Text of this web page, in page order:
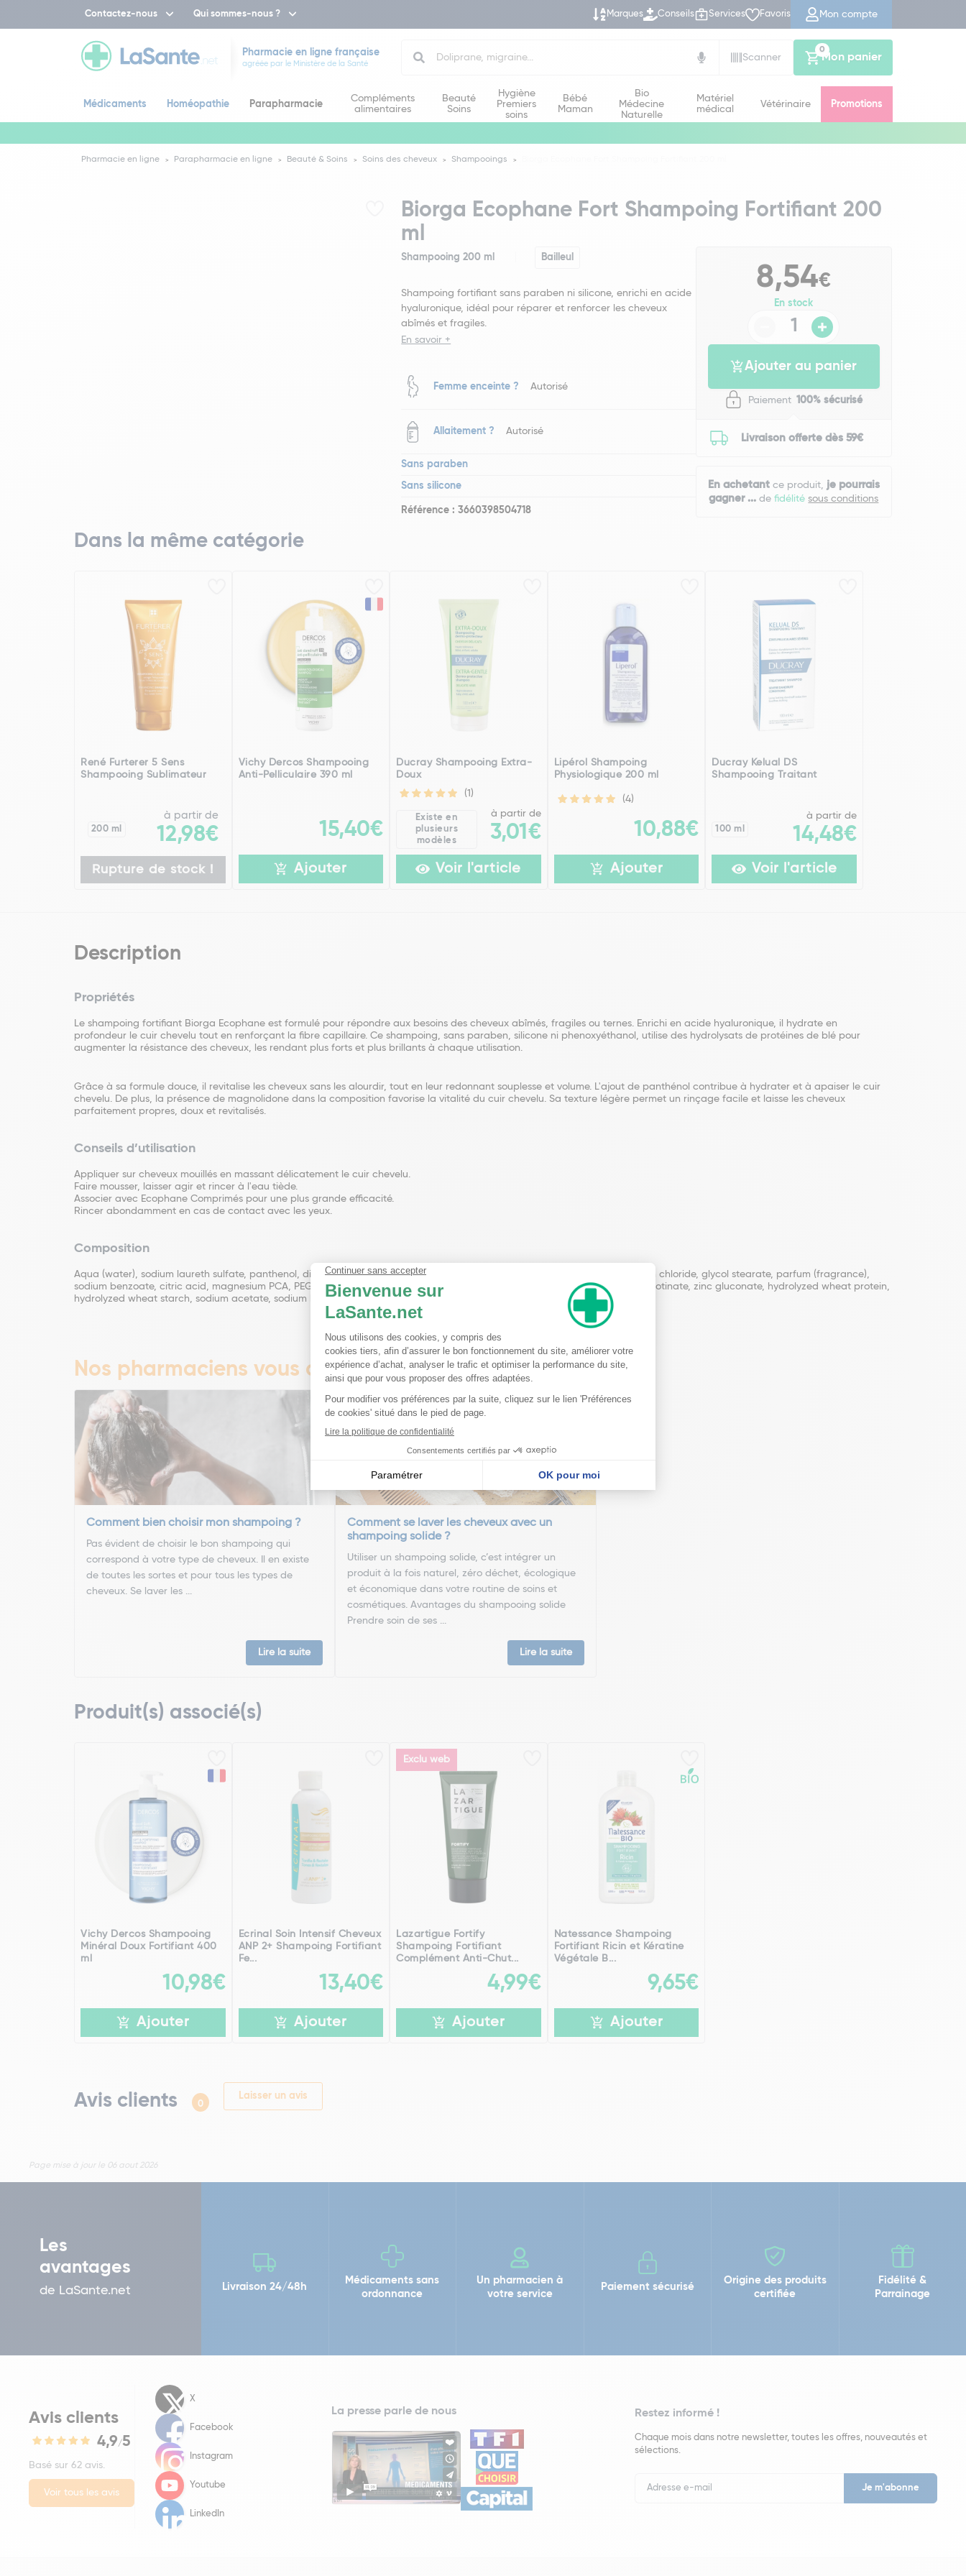
Contactez-nous Qui sommes-nous ? Marques Conseils Services Favoris Mon compte
Pharmacie en ligne française
agréée par le Ministère de la Santé
Scanner
Mon panier
0
Médicaments Homéopathie Parapharmacie
Compléments
alimentaires
Beauté
Soins
Hygiène
Premiers
soins
Bébé
Maman
Bio
Médecine
Naturelle
Matériel
médical
Vétérinaire Promotions
Pharmacie en ligne Parapharmacie en ligne Beauté & Soins Soins des cheveux Shampooings
Biorga Ecophane Fort Shampoing Fortifiant 200
ml
Shampooing 200 ml Bailleul
Shampoing fortifiant sans paraben ni silicone, enrichi en acide
hyaluronique, idéal pour réparer et renforcer les cheveux
abîmés et fragiles.
En savoir +
Femme enceinte ? Autorisé
Allaitement ? Autorisé
Sans paraben
Sans silicone
Référence : 3660398504718
8,54€
En stock
Ajouter au panier
Paiement 100% sécurisé
Livraison offerte dès 59€
En achetantce produit, je pourrais
gagner ... defidélitésous conditions
Dans la même catégorie
René Furterer 5 Sens
Shampooing Sublimateur
200 ml
à partir de
12,98€
Rupture de stock !
Vichy Dercos Shampooing
Anti-Pelliculaire 390 ml
15,40€
Ajouter
Ducray Shampooing Extra-
Doux
(1)
Existe en
plusieurs
modèles
à partir de
3,01€
Voir l'article
Lipérol Shampoing
Physiologique 200 ml
(4)
10,88€
Ajouter
Ducray Kelual DS
Shampooing Traitant
100 ml
à partir de
14,48€
Voir l'article
Description
Propriétés
Le shampoing fortifiant Biorga Ecophane est formulé pour répondre aux besoins des cheveux abîmés, fragiles ou ternes. Enrichi en acide hyaluronique, il hydrate en
profondeur le cuir chevelu tout en renforçant la fibre capillaire. Ce shampoing, sans paraben, silicone ni phenoxyéthanol, utilise des hydrolysats de protéines de blé pour
augmenter la résistance des cheveux, les rendant plus forts et plus brillants à chaque utilisation.
Grâce à sa formule douce, il revitalise les cheveux sans les alourdir, tout en leur redonnant souplesse et volume. L'ajout de panthénol contribue à hydrater et à apaiser le cuir
chevelu. De plus, la présence de magnolidone dans la composition favorise la vitalité du cuir chevelu. Sa texture légère permet un rinçage facile et laisse les cheveux
parfaitement propres, doux et revitalisés.
Conseils d’utilisation
Appliquer sur cheveux mouillés en massant délicatement le cuir chevelu.
Faire mousser, laisser agir et rincer à l'eau tiède.
Associer avec Ecophane Comprimés pour une plus grande efficacité.
Rincer abondamment en cas de contact avec les yeux.
Composition
Aqua (water), sodium laureth sulfate, panthenol, disodium cocoamphodiacetate, cocamide MEA, polyquaternium-10, sodium chloride, glycol stearate, parfum (fragrance),
sodium benzoate, citric acid, magnesium PCA, PEG-80 glyceryl cocoate, benzophenone-4, tetrasodium EDTA, tocopheryl nicotinate, zinc gluconate, hydrolyzed wheat protein,
hydrolyzed wheat starch, sodium acetate, sodium hyaluronate, polysorbate 20, isopropyl alcohol
Nos pharmaciens vous conseillent
Comment bien choisir mon shampoing ?
Pas évident de choisir le bon shampoing qui
correspond à votre type de cheveux. Il en existe
de toutes les sortes et pour tous les types de
cheveux. Se laver les ...
Lire la suite
Comment se laver les cheveux avec un
shampoing solide ?
Utiliser un shampoing solide, c’est intégrer un
produit à la fois naturel, zéro déchet, écologique
et économique dans votre routine de soins et
cosmétiques. Avantages du shampooing solide
Prendre soin de ses ...
Lire la suite
Produit(s) associé(s)
Vichy Dercos Shampooing
Minéral Doux Fortifiant 400
ml
10,98€
Ajouter
Ecrinal Soin Intensif Cheveux
ANP 2+ Shampoing Fortifiant
Fe...
13,40€
Ajouter
Exclu web
Lazartigue Fortify
Shampoing Fortifiant
Complément Anti-Chut...
4,99€
Ajouter
Natessance Shampoing
Fortifiant Ricin et Kératine
Végétale B...
9,65€
Ajouter
Avis clients 0
Laisser un avis
Page mise à jour le 06 aout 2026
Les
avantages
de LaSante.net Livraison 24/48h
Médicaments sans
ordonnance
Un pharmacien à
votre service
Paiement sécurisé
Origine des produits
certifiée
Fidélité &
Parrainage
Avis clients
4,9/5
Basé sur 62 avis.
Voir tous les avis
X
Facebook
Instagram
Youtube
LinkedIn
La presse parle de nous Restez informé !
Chaque mois dans notre newsletter, toutes les offres, nouveautés et
sélections.
Newsletter